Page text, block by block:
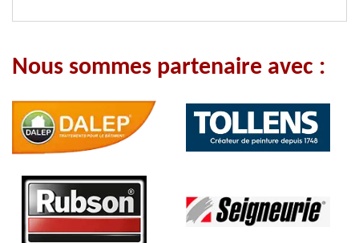
Nous sommes partenaire avec :